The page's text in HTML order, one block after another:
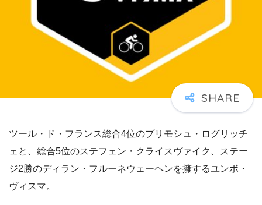
ツール・ド・フランス総合4位のプリモシュ・ログリッチ
ェと、総合5位のステフェン・クライスヴァイク、ステー
ジ2勝のディラン・フルーネウェーヘンを擁するユンボ・
ヴィスマ。